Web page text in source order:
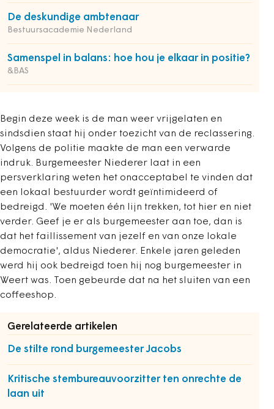
De deskundige ambtenaar
Bestuursacademie Nederland
Samenspel in balans: hoe hou je elkaar in positie?
&BAS
Begin deze week is de man weer vrijgelaten en
sindsdien staat hij onder toezicht van de reclassering.
Volgens de politie maakte de man een verwarde
indruk. Burgemeester Niederer laat in een
persverklaring weten het onacceptabel te vinden dat
een lokaal bestuurder wordt geïntimideerd of
bedreigd. 'We moeten één lijn trekken, tot hier en niet
verder. Geef je er als burgemeester aan toe, dan is
dat het faillissement van jezelf en van onze lokale
democratie', aldus Niederer. Enkele jaren geleden
werd hij ook bedreigd toen hij nog burgemeester in
Weert was. Toen gebeurde dat na het sluiten van een
coffeeshop.
Gerelateerde artikelen
De stilte rond burgemeester Jacobs
Kritische stembureauvoorzitter ten onrechte de
laan uit